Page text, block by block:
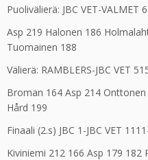
Puolivälierä: JBC VET-VALMET
Asp 219 Halonen 186
Tuomainen 188
Välierä: RAMBLERS-JBC VET
Broman 164 Asp 214
Hård 199
Finaali (2.s) JBC 1-JBC VET
Kiviniemi 212 166 Asp 179